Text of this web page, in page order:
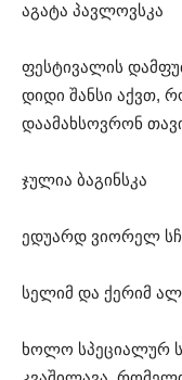
აგატა პავლოვსკა
ფესტივალის
დიდი შანსი აქვთ,
დაამახსოვრონ
ჯულია ბაგინსკა
ედუარდ ვიორელ
სელიმ და ქერიმ
ხოლო სპეციალურ